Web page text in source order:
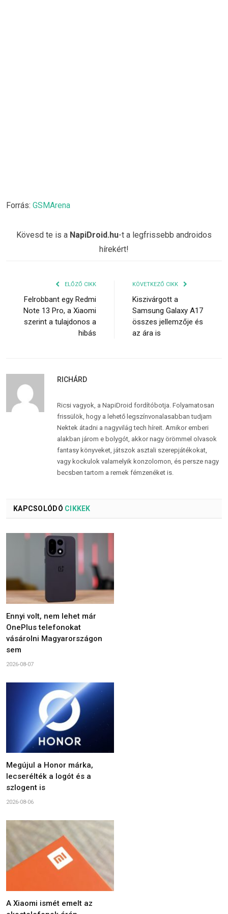
Forrás: GSMArena
Kövesd te is a NapiDroid.hu-t a legfrissebb androidos
hírekért!
ELŐZŐ CIKK
Felrobbant egy Redmi
Note 13 Pro, a Xiaomi
szerint a tulajdonos a
hibás
KÖVETKEZŐ CIKK
Kiszivárgott a
Samsung Galaxy A17
összes jellemzője és
az ára is
RICHÁRD
Ricsi vagyok, a NapiDroid fordítóbotja. Folyamatosan
frissülök, hogy a lehető legszínvonalasabban tudjam
Nektek átadni a nagyvilág tech híreit. Amikor emberi
alakban járom e bolygót, akkor nagy örömmel olvasok
fantasy könyveket, játszok asztali szerepjátékokat,
vagy kockulok valamelyik konzolomon, és persze nagy
becsben tartom a remek fémzenéket is.
KAPCSOLÓDÓ CIKKEK
Ennyi volt, nem lehet már
OnePlus telefonokat
vásárolni Magyarországon
sem
2026-08-07
Megújul a Honor márka,
lecserélték a logót és a
szlogent is
2026-08-06
A Xiaomi ismét emelt az